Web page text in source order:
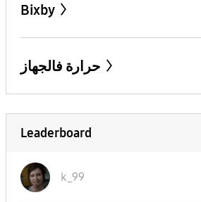
Bixby
حرارة فالجهاز
Leaderboard
k_99